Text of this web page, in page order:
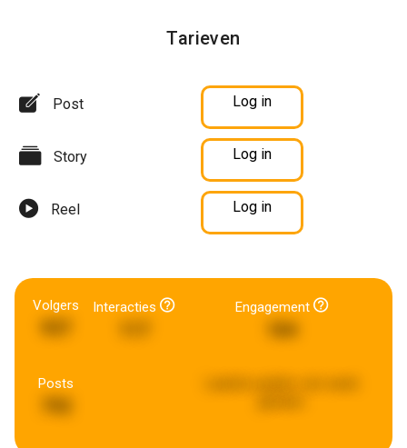
Tarieven
Post Log in
Story Log in
Reel Log in
Volgers Interacties Engagement
184
Posts